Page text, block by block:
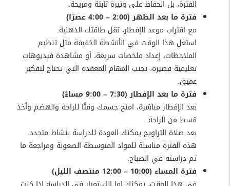
الفترة، بل الحفاظ على وتيرة ثابتة ومريحة.
فترة ما بعد الظهر (2:00 – 4:00 عصرًا)
مع اقتراب موعد الإفطار، تقل طاقتك الذهنية.
استغل هذا الوقت في الأنشطة الخفيفة مثل تنظيم
الملاحظات، إعداد ملخصات سريعة، أو مشاهدة فيديوهات
تعليمية قصيرة، تجنب المهام المعقدة التي تحتاج لتفكير
عميق.
فترة ما بعد الإفطار (7:30 – 9:00 مساءً)
بعد الإفطار مباشرة، امنح جسمك وقتًا للراحة والهضم وأخذ
قسط من الراحة.
بعد صلاة التراويح يمكنك العودة للدراسة بنشاط متجدد.
هذه الفترة مناسبة للمواد المتوسطة الصعوبة ومراجعة ما
تم دراسته في الصباح.
فترة المساء (10:00 – 12:00 منتصف الليل)